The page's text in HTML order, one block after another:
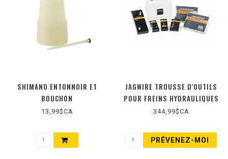
SHIMANO ENTONNOIR ET
BOUCHON
13,99$CA
JAGWIRE TROUSSE D'OUTILS
POUR FREINS HYDRAULIQUES
344,99$CA
PRÉVENEZ-MOI